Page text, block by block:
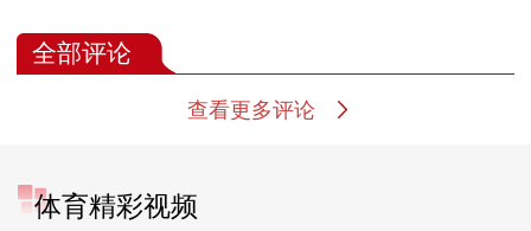
全部评论
查看更多评论
体育精彩视频